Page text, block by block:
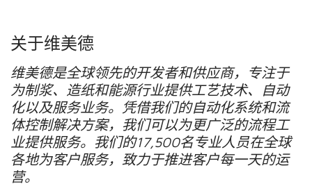
关于维美德
维美德是全球领先的开发者和供应商，专注于
为制浆、造纸和能源行业提供工艺技术、自动
化以及服务业务。凭借我们的自动化系统和流
体控制解决方案，我们可以为更广泛的流程工
业提供服务。我们的17,500名专业人员在全球
各地为客户服务，致力于推进客户每一天的运
营。